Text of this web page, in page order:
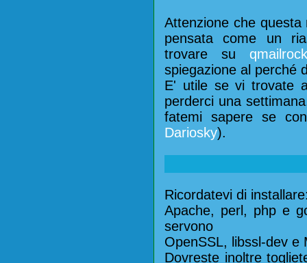
Attenzione che
pensata come un
trovare su
spiegazione al perché
E' utile se vi trovate
perderci una
fatemi sapere se
Dariosky).
Ricordatevi di
Apache, perl, php e
servono
OpenSSL, libssl-dev e
Dovreste inoltre